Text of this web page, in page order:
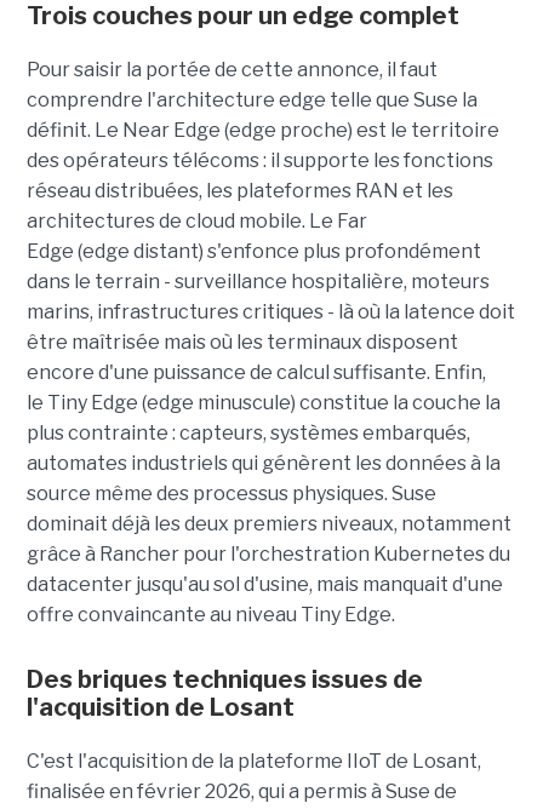
Trois couches pour un edge complet
Pour saisir la portée de cette annonce, il faut
comprendre l'architecture edge telle que Suse la
définit. Le Near Edge (edge proche) est le territoire
des opérateurs télécoms : il supporte les fonctions
réseau distribuées, les plateformes RAN et les
architectures de cloud mobile. Le Far
Edge (edge distant) s'enfonce plus profondément
dans le terrain - surveillance hospitalière, moteurs
marins, infrastructures critiques - là où la latence doit
être maîtrisée mais où les terminaux disposent
encore d'une puissance de calcul suffisante. Enfin,
le Tiny Edge (edge minuscule) constitue la couche la
plus contrainte : capteurs, systèmes embarqués,
automates industriels qui génèrent les données à la
source même des processus physiques. Suse
dominait déjà les deux premiers niveaux, notamment
grâce à Rancher pour l'orchestration Kubernetes du
datacenter jusqu'au sol d'usine, mais manquait d'une
offre convaincante au niveau Tiny Edge.
Des briques techniques issues de
l'acquisition de Losant
C'est l'acquisition de la plateforme IIoT de Losant,
finalisée en février 2026, qui a permis à Suse de